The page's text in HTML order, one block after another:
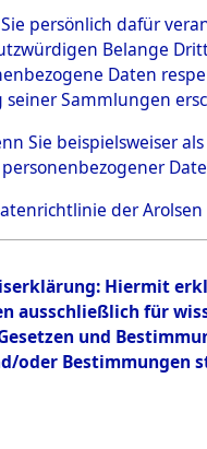
Land
Belgien
Die Personalien des
wurden nach der
Inventarisierung und
andere Berechtigte)
Namensvarianten
ZOE
persönlich dafür
Belange
Daten
Sammlungen
Sie beispielsweiser
der Arolsen
Hiermit
ausschließlich für
und
oder Bestimmungen